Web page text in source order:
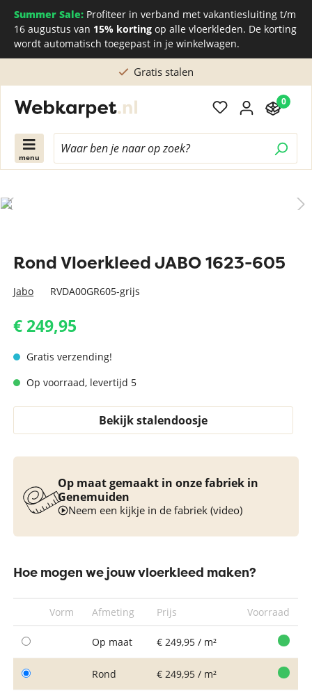
Summer Sale: Profiteer in verband met vakantiesluiting t/m
16 augustus van 15% korting op alle vloerkleden. De korting
wordt automatisch toegepast in je winkelwagen.
Gratis stalen
menu
0
Rond Vloerkleed JABO 1623-605
Jabo RVDA00GR605-grijs
€ 249,95
Gratis verzending!
Op voorraad, levertijd 5
Bekijk stalendoosje
Op maat gemaakt in onze fabriek in
Genemuiden
Neem een kijkje in de fabriek (video)
Hoe mogen we jouw vloerkleed maken?
Vorm Afmeting Prijs Voorraad
Op maat € 249,95 / m²
Rond € 249,95 / m²